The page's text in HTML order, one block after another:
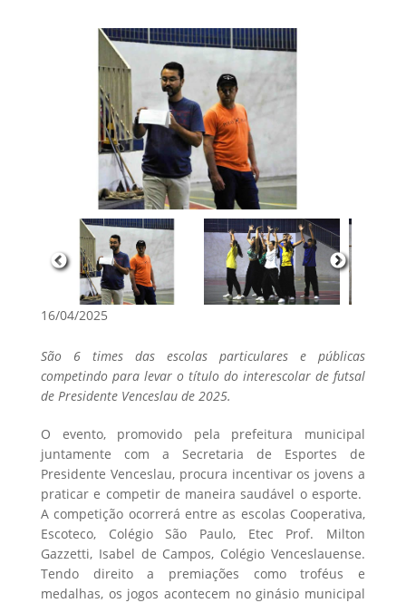
16/04/2025
São 6 times das escolas particulares e públicas
competindo para levar o título do interescolar de futsal
de Presidente Venceslau de 2025.
O evento, promovido pela prefeitura municipal
juntamente com a Secretaria de Esportes de
Presidente Venceslau, procura incentivar os jovens a
praticar e competir de maneira saudável o esporte.
A competição ocorrerá entre as escolas Cooperativa,
Escoteco, Colégio São Paulo, Etec Prof. Milton
Gazzetti, Isabel de Campos, Colégio Venceslauense.
Tendo direito a premiações como troféus e
medalhas, os jogos acontecem no ginásio municipal